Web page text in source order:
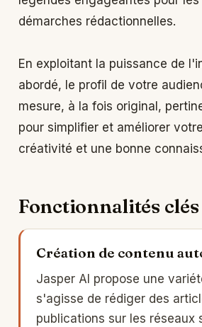
démarches rédactionnelles.
En exploitant la puissance de
abordé, le profil de votre
mesure, à la fois original,
pour simplifier et améliorer
créativité et une bonne
Fonctionnalités clés
Création de contenu
Jasper AI propose une
s'agisse de rédiger des
publications sur les réseaux